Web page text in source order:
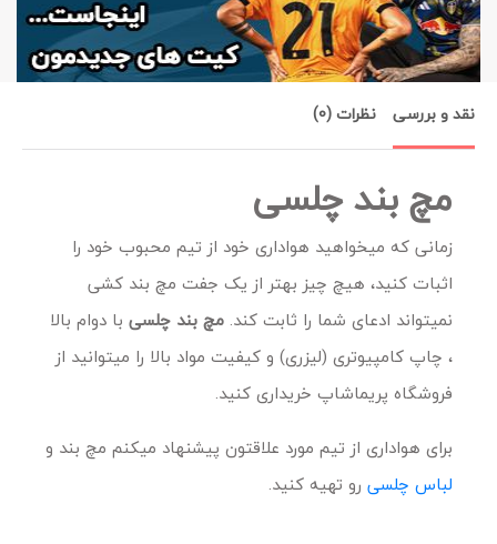
نقد و بررسی نظرات (0)
مچ بند چلسی
زمانی که میخواهید هواداری خود از تیم محبوب خود را
اثبات کنید، هیچ چیز بهتر از یک جفت مچ بند کشی
نمیتواند ادعای شما را ثابت کند. مچ بند چلسی با دوام بالا
، چاپ کامپیوتری (لیزری) و کیفیت مواد بالا را میتوانید از
فروشگاه پریماشاپ خریداری کنید.
برای هواداری از تیم مورد علاقتون پیشنهاد میکنم مچ بند و
لباس چلسی رو تهیه کنید.